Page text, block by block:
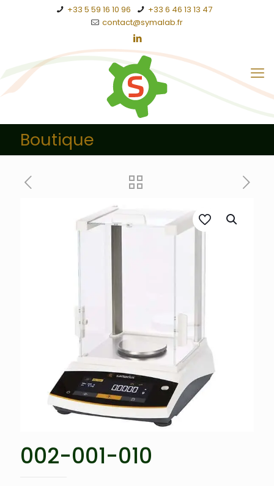
+33 5 59 16 10 96
+33 6 46 13 13 47
contact@symalab.fr
Boutique
002-001-010